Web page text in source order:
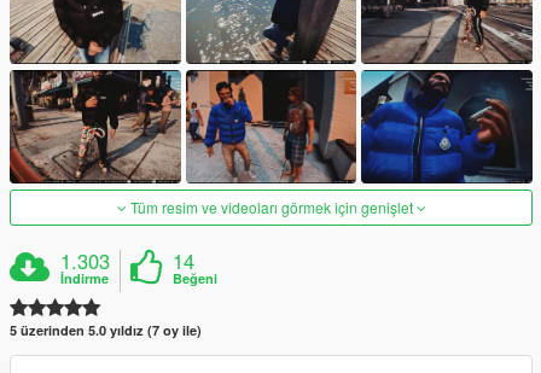
Tüm resim ve videoları görmek için genişlet
1.303
İndirme
14
Beğeni
5 üzerinden 5.0 yıldız (7 oy ile)